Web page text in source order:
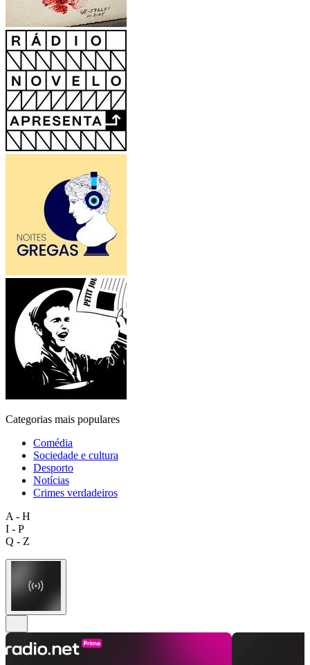
Categorias mais populares
Comédia
Sociedade e cultura
Desporto
Notícias
Crimes verdadeiros
A - H
I - P
Q - Z